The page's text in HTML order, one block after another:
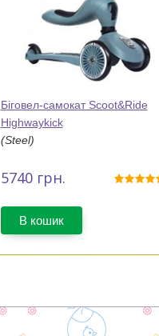
Біговел-самокат Scoot&Ride
Highwaykick
(Steel)
5740грн.
В кошик